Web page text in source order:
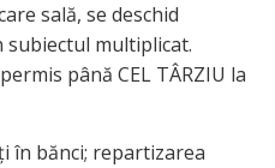
sală, se deschid
subiectul multiplicat.
până CEL TÂRZIU la
în bănci; repartizarea